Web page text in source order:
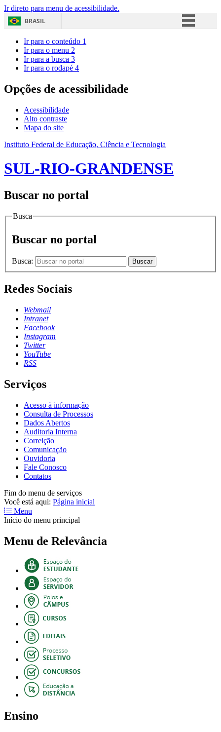
Ir direto para menu de acessibilidade.
BRASIL
Acesso à informação
Ir para o conteúdo 1
Ir para o menu 2
Ir para a busca 3
Ir para o rodapé 4
Opções de acessibilidade
Acessibilidade
Alto contraste
Mapa do site
Instituto Federal de Educação, Ciência e Tecnologia
SUL-RIO-GRANDENSE
Buscar no portal
Busca
Buscar no portal
Busca: Buscar
Redes Sociais
Webmail
Intranet
Facebook
Instagram
Twitter
YouTube
RSS
Serviços
Acesso à informação
Consulta de Processos
Dados Abertos
Auditoria Interna
Correição
Comunicação
Ouvidoria
Fale Conosco
Contatos
Fim do menu de serviços
Você está aqui: Página inicial
Menu
Início do menu principal
Menu de Relevância
Ensino